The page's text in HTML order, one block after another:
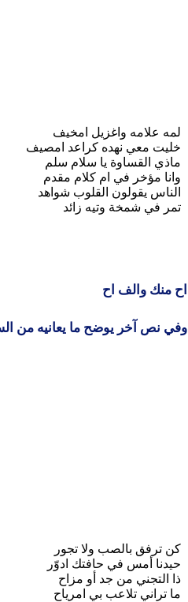
لمه علامه واغزيل امخيف
خليت معي نهده كراعد امصيف
ماذي القساوة يا سلام سلم
وانا مؤخر في ام كلام مقدم
الناس يقولون القلوب شواهد
تمر في شمخة وتيه زائد
اح منك والف اح
وفي نص آخر يوضح ما يعانيه من
كن ترفق بالصب ولا تجور
حيدنا أمس في حافتك ادوّر
ذا التجني من جد أو مزاح
ما تراني تلاعب بي امرياح